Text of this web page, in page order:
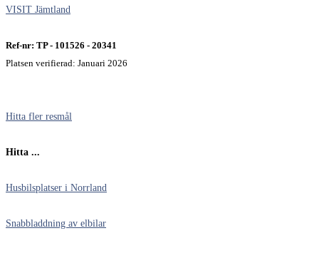
VISIT Jämtland
Ref-nr: TP - 101526 - 20341
Platsen verifierad: Januari 2026
Hitta fler resmål
Hitta ...
Husbilsplatser i Norrland
Snabbladdning av elbilar